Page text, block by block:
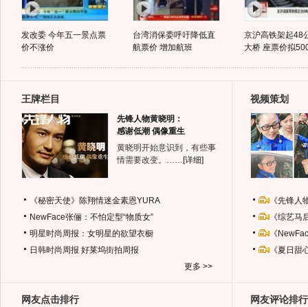
发改委 今年五一景点票
价不涨价
台湾消保委呼吁降低直
航票价 增加航班
京沪高铁架起48
大桥 座票价拟
王牌栏目
先锋人物黄晓明：
感谢低潮 偶像重生
黄晓明开始意识到，有些事
情需要改变。…… [详细]
《秘密天使》陈翔情迷金素恩YURA
NewFace张俪：不怕定型“物质女”
明星时尚周报：女明星的欲望衣橱
日韩时尚周报 好莱坞街拍周报
更多 >>
视频策划
《先锋
《综艺
《
《夏日
网友点击排行 网友评论排行